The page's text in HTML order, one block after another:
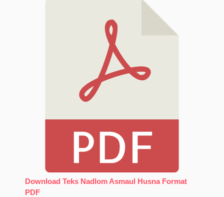
Download Teks Nadlom Asmaul Husna Format
PDF